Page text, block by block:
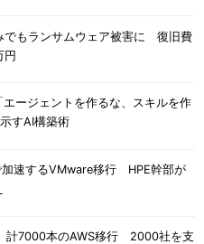
でもランサムウェア被害に 復旧費
円
ージェントを作るな、スキルを作
すAI構築術
速するVMware移行 HPE幹部が
計7000本のAWS移行 2000社を支